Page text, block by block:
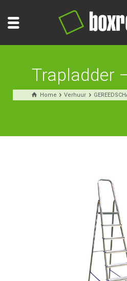
Trapladder
Home Verhuur